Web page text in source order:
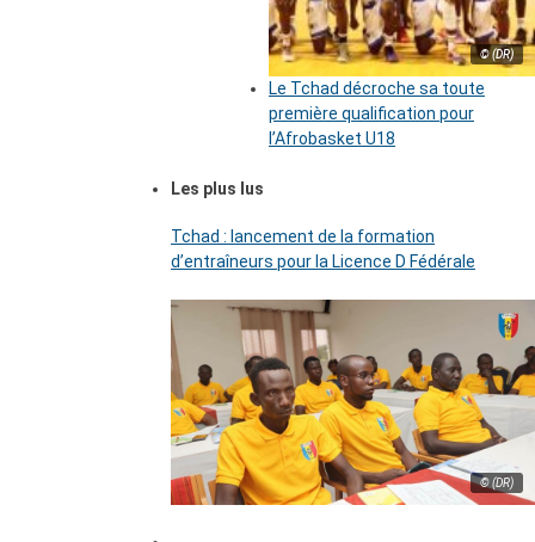
© (DR)
Le Tchad décroche sa toute
première qualification pour
l’Afrobasket U18
Les plus lus
Tchad : lancement de la formation
d’entraîneurs pour la Licence D Fédérale
© (DR)